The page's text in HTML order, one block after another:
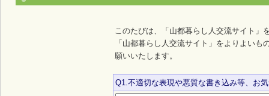
このたびは、「山都暮らし人交流サイト」
「山都暮らし人交流サイト」をよりよい
願いいたします。
Q1.不適切な表現や悪質な書き込み等、お